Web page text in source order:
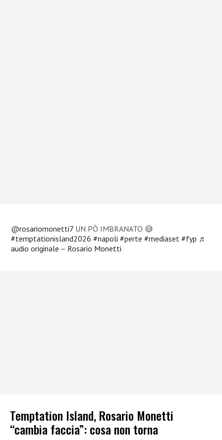
@rosariomonetti7 UN PÒ IMBRANATO 😅
#temptationisland2026 #napoli #perte #mediaset #fyp ♬
audio originale – Rosario Monetti
Temptation Island, Rosario Monetti
“cambia faccia”: cosa non torna